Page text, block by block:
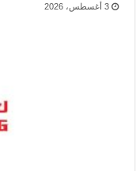
3 أغسطس، 2026